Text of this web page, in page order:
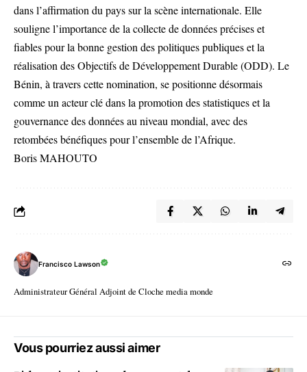
dans l’affirmation du pays sur la scène internationale. Elle
souligne l’importance de la collecte de données précises et
fiables pour la bonne gestion des politiques publiques et la
réalisation des Objectifs de Développement Durable (ODD). Le
Bénin, à travers cette nomination, se positionne désormais
comme un acteur clé dans la promotion des statistiques et la
gouvernance des données au niveau mondial, avec des
retombées bénéfiques pour l’ensemble de l’Afrique.
Boris MAHOUTO
Francisco Lawson
Administrateur Général Adjoint de Cloche media monde
Vous pourriez aussi aimer